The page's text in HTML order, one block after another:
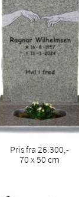
Pris fra 26.300,-
70 x 50 cm